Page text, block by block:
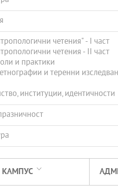
четения" - І част
четения - ІІ част
и практики
и теренни
институции, идентичности
КАМПУС